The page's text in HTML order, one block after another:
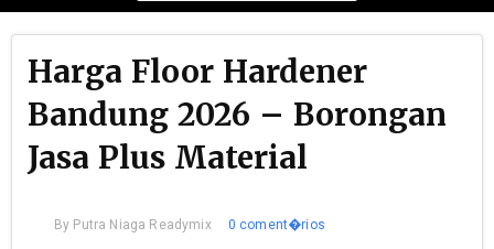
Harga Floor Hardener
Bandung 2026 – Borongan
Jasa Plus Material
By Putra Niaga Readymix 0 coment�rios